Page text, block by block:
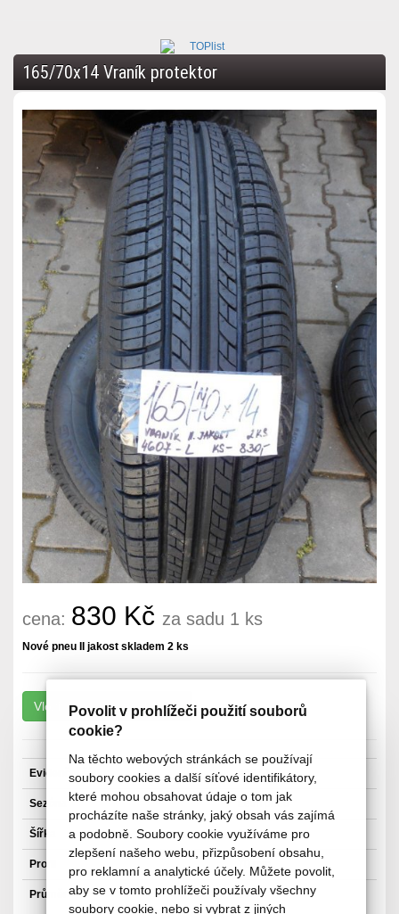
Povolit v prohlížeči použití souborů
cookie?
Na těchto webových stránkách se používají
soubory cookies a další síťové identifikátory,
které mohou obsahovat údaje o tom jak
procházíte naše stránky, jaký obsah vás zajímá
a podobně. Soubory cookie využíváme pro
zlepšení našeho webu, přizpůsobení obsahu,
pro reklamní a analytické účely. Můžete povolit,
aby se v tomto prohlížeči používaly všechny
soubory cookie, nebo si vybrat z jiných
165/70x14 Vraník protektor
cena: 830 Kč za sadu 1 ks
Nové pneu II jakost skladem 2 ks
Evidenční číslo: 4607-L
Sezóna Letní pneu
Šířka 165 mm
Profil 70 mm
Průměr 14"